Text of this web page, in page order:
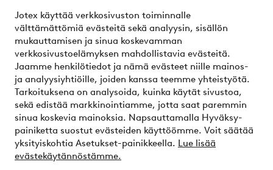
Jotex käyttää verkkosivuston toiminnalle
välttämättömiä evästeitä sekä analyysin, sisällön
mukauttamisen ja sinua koskevamman
verkkosivustoelämyksen mahdollistavia evästeitä.
Jaamme henkilötiedot ja nämä evästeet niille mainos-
ja analyysiyhtiöille, joiden kanssa teemme yhteistyötä.
Tarkoituksena on analysoida, kuinka käytät sivustoa,
sekä edistää markkinointiamme, jotta saat paremmin
sinua koskevia mainoksia. Napsauttamalla Hyväksy-
painiketta suostut evästeiden käyttöömme. Voit säätää
yksityiskohtia Asetukset-painikkeella. Lue lisää
evästekäytännöstämme.
Ystävät
Turvalliset maksut – maksa nyt tai erissä
Haluatko tietää lisää maksuvaihtoehdoistamme?
elpy